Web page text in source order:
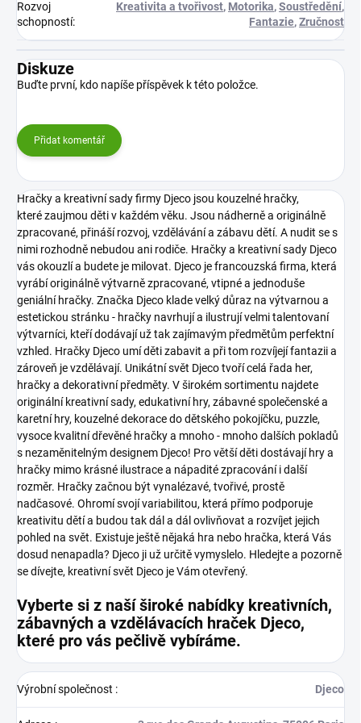
Rozvoj
schopností:
Kreativita a tvořivost, Motorika,Soustředění,
Fantazie,Zručnost
Diskuze
Buďte první, kdo napíše příspěvek k této položce.
Přidat komentář
Hračky a kreativní sady firmy Djeco jsou kouzelné hračky,
které zaujmou děti v každém věku. Jsou nádherně a originálně
zpracované, přináší rozvoj, vzdělávání a zábavu dětí. A nudit se s
nimi rozhodně nebudou ani rodiče. Hračky a kreativní sady Djeco
vás okouzlí a budete je milovat. Djeco je francouzská firma, která
vyrábí originálně výtvarně zpracované, vtipné a jednoduše
geniální hračky. Značka Djeco klade velký důraz na výtvarnou a
estetickou stránku - hračky navrhují a ilustrují velmi talentovaní
výtvarníci, kteří dodávají už tak zajímavým předmětům perfektní
vzhled. Hračky Djeco umí děti zabavit a při tom rozvíjejí fantazii a
zároveň je vzdělávají. Unikátní svět Djeco tvoří celá řada her,
hračky a dekorativní předměty. V širokém sortimentu najdete
originální kreativní sady, edukativní hry, zábavné společenské a
karetní hry, kouzelné dekorace do dětského pokojíčku, puzzle,
vysoce kvalitní dřevěné hračky a mnoho - mnoho dalších pokladů
s nezaměnitelným designem Djeco! Pro větší děti dostávají hry a
hračky mimo krásné ilustrace a nápadité zpracování i další
rozměr. Hračky začnou být vynalézavé, tvořivé, prostě
nadčasové. Ohromí svojí variabilitou, která přímo podporuje
kreativitu dětí a budou tak dál a dál ovlivňovat a rozvíjet jejich
pohled na svět. Existuje ještě nějaká hra nebo hračka, která Vás
dosud nenapadla? Djeco ji už určitě vymyslelo. Hledejte a pozorně
se dívejte, kreativní svět Djeco je Vám otevřený.
Vyberte si z naší široké nabídky kreativních,
zábavných a vzdělávacích hraček Djeco,
které pro vás pečlivě vybíráme.
Výrobní společnost : Djeco